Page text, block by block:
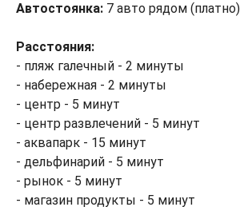
Автостоянка: 7 авто рядом (платно)
Расстояния:
- пляж галечный - 2 минуты
- набережная - 2 минуты
- центр - 5 минут
- центр развлечений - 5 минут
- аквапарк - 15 минут
- дельфинарий - 5 минут
- рынок - 5 минут
- магазин продукты - 5 минут